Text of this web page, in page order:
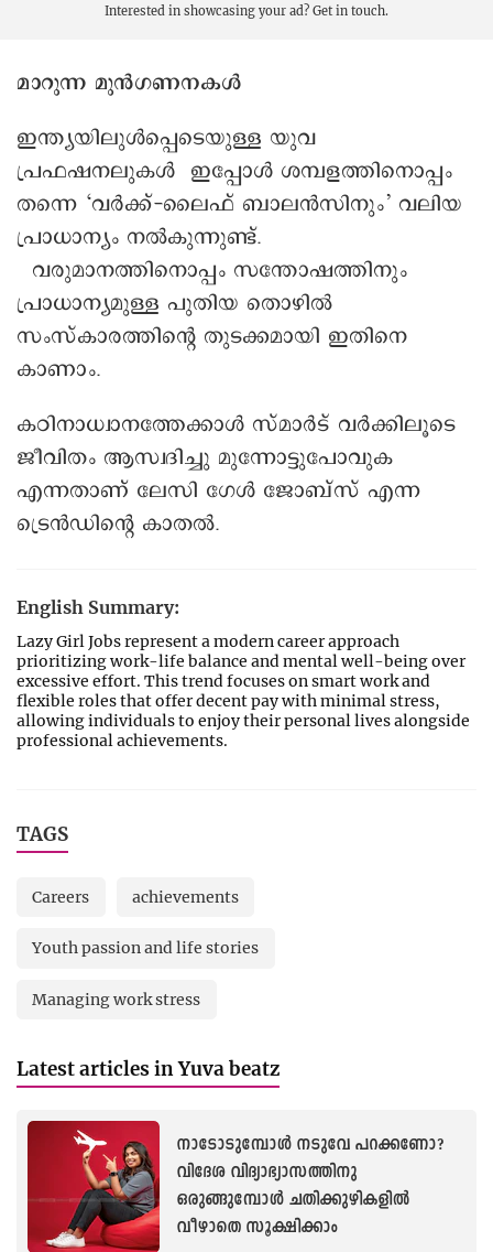
Interested in showcasing your ad? Get in touch.
മാറുന്ന മുൻഗണനകൾ
ഇന്ത്യയിലുൾപ്പെടെയുള്ള യുവ
പ്രഫഷനലുകൾ ഇപ്പോൾ ശമ്പളത്തിനൊപ്പം
തന്നെ ‘വർക്ക്-ലൈഫ് ബാലൻസിനും’ വലിയ
പ്രാധാന്യം നൽകുന്നുണ്ട്.
വരുമാനത്തിനൊപ്പം സന്തോഷത്തിനും
പ്രാധാന്യമുള്ള പുതിയ തൊഴിൽ
സംസ്കാരത്തിന്റെ തുടക്കമായി ഇതിനെ
കാണാം.
കഠിനാധ്വാനത്തേക്കാൾ സ്മാർട് വർക്കിലൂടെ
ജീവിതം ആസ്വദിച്ചു മുന്നോട്ടുപോവുക
എന്നതാണ് ലേസി ഗേൾ ജോബ്സ് എന്ന
ട്രെൻഡിന്റെ കാതൽ.
English Summary:
Lazy Girl Jobs represent a modern career approach
prioritizing work-life balance and mental well-being over
excessive effort. This trend focuses on smart work and
flexible roles that offer decent pay with minimal stress,
allowing individuals to enjoy their personal lives alongside
professional achievements.
TAGS
Careers achievements
Youth passion and life stories
Managing work stress
Latest articles in Yuva beatz
നാടോടുമ്പോള്‍ നടുവേ പറക്കണോ?
വിദേശ വിദ്യാഭ്യാസത്തിനു
ഒരുങ്ങുമ്പോള്‍ ചതിക്കുഴികളില്‍
വീഴാതെ സൂക്ഷിക്കാം